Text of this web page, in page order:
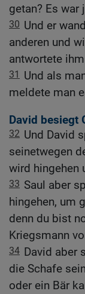
getan? Es war
30 Und er
anderen und
antwortete
31
Und als
meldete man
David besiegt
32 Und David
seinetwegen
wird hingehen
33 Saul aber
hingehen, um
denn du bist
Kriegsmann
34 David aber
die Schafe
oder ein Bär